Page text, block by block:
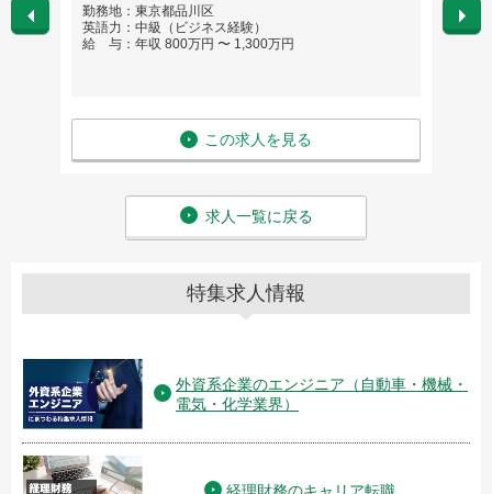
勤務地：東京都品川区
英語力：中級（ビジネス経験）
給 与：年収 800万円 〜 1,300万円
この求人を見る
勤務
英語
求人一覧に戻る
特集求人情報
外資系企業のエンジニア（自動車・機械・
電気・化学業界）